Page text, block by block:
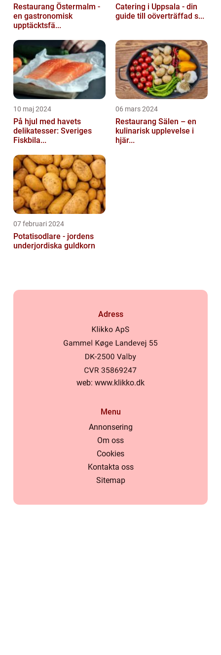
Restaurang Östermalm -
en gastronomisk
upptäcktsfä...
Catering i Uppsala - din
guide till oöverträffad s...
10 maj 2024
På hjul med havets
delikatesser: Sveriges
Fiskbila...
06 mars 2024
Restaurang Sälen – en
kulinarisk upplevelse i
hjär...
07 februari 2024
Potatisodlare - jordens
underjordiska guldkorn
Adress
web: www.klikko.dk
Menu
Annonsering
Om oss
Cookies
Kontakta oss
Sitemap